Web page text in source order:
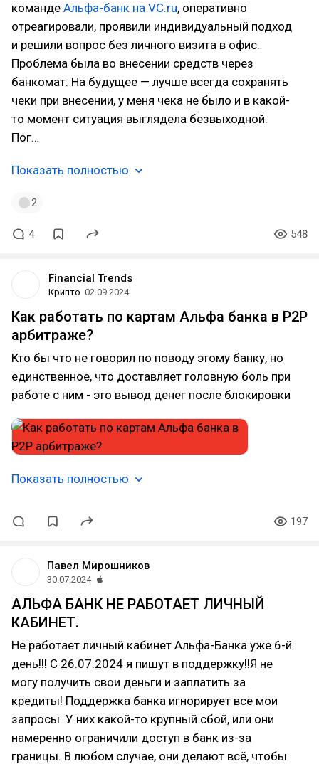
команде Альфа-банк на VC.ru, оперативно
отреагировали, проявили индивидуальный подход
и решили вопрос без личного визита в офис.
Проблема была во внесении средств через
банкомат. На будущее — лучше всегда сохранять
чеки при внесении, у меня чека не было и в какой-
то момент ситуация выглядела безвыходной.
Пог…
Показать полностью
2
4 548
Financial Trends
Крипто 02.09.2024
Как работать по картам Альфа банка в P2P
арбитраже?
Кто бы что не говорил по поводу этому банку, но
единственное, что доставляет головную боль при
работе с ним - это вывод денег после блокировки
Показать полностью
197
Павел Мирошников
30.07.2024
АЛЬФА БАНК НЕ РАБОТАЕТ ЛИЧНЫЙ
КАБИНЕТ.
Не работает личный кабинет Альфа-Банка уже 6-й
день!!! С 26.07.2024 я пишут в поддержку!!Я не
могу получить свои деньги и заплатить за
кредиты! Поддержка банка игнорирует все мои
запросы. У них какой-то крупный сбой, или они
намеренно ограничили доступ в банк из-за
границы. В любом случае, они делают всё, чтобы